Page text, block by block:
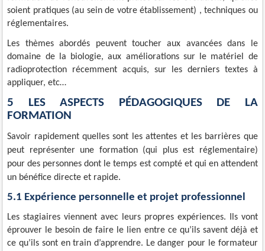
soient pratiques (au sein de votre établissement) , techniques ou
réglementaires.
Les thèmes abordés peuvent toucher aux avancées dans le
domaine de la biologie, aux améliorations sur le matériel de
radioprotection récemment acquis, sur les derniers textes à
appliquer,etc…
5 LES ASPECTS PÉDAGOGIQUES DE LA
FORMATION
Savoir rapidement quelles sont les attentes et les barrières que
peut représenter une formation (qui plus est réglementaire)
pour des personnes dont le temps est compté et qui en attendent
un bénéfice directe et rapide.
5.1 Expérience personnelle et projet professionnel
Les stagiaires viennent avec leurs propres expériences. Ils vont
éprouver le besoin de faire le lien entre ce qu’ils savent déjà et
ce qu’ils sont en train d’apprendre. Le danger pour le formateur